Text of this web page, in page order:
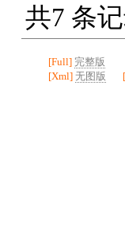
共7 条
[Full] 完整版
[Xml] 无图版